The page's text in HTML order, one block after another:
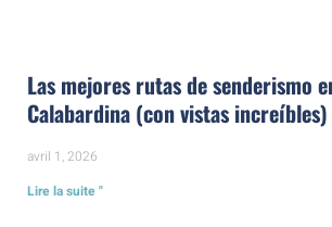
Las mejores rutas de senderismo
Calabardina (con vistas increíbles)
avril 1, 2026
Lire la suite "